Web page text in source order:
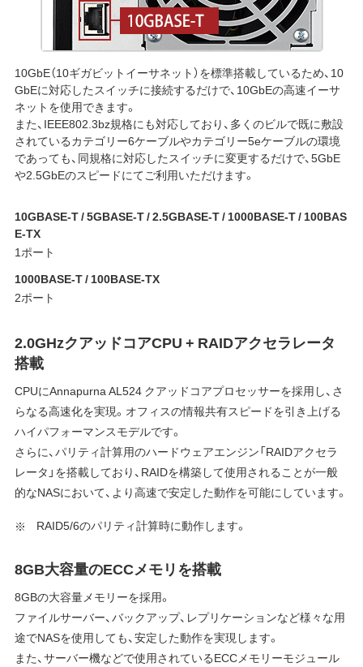
10GbE（10ギガビットイーサネット）を標準搭載しているため、10
GbEに対応したスイッチに接続するだけで、10GbEの高速イーサ
ネットを使用できます。
また、IEEE802.3bz規格にも対応しており、多くのビルで既に敷設
されているカテゴリー6ケーブルやカテゴリー5eケーブルの環境
であっても、同規格に対応したスイッチに変更するだけで、5GbE
や2.5GbEのスピードにてご利用いただけます。
10GBASE-T / 5GBASE-T / 2.5GBASE-T / 1000BASE-T / 100BAS
E-TX
1ポート
1000BASE-T / 100BASE-TX
2ポート
2.0GHzクアッドコアCPU + RAIDアクセラレータ
搭載
CPUにAnnapurna AL524 クアッドコアプロセッサーを採用し、さ
らなる高速化を実現。オフィスの情報共有スピードを引き上げる
ハイパフォーマンスモデルです。
さらに、パリティ計算用のハードウェアエンジン「RAIDアクセラ
レータ」を搭載しており、RAIDを構築して使用されることが一般
的なNASにおいて、より高速で安定した動作を可能にしています。
RAID5/6のパリティ計算時に動作します。
8GB大容量のECCメモリを搭載
8GBの大容量メモリーを採用。
ファイルサーバー、バックアップ、レプリケーションなど様々な用
途でNASを使用しても、安定した動作を実現します。
また、サーバー機などで使用されているECCメモリーモジュール